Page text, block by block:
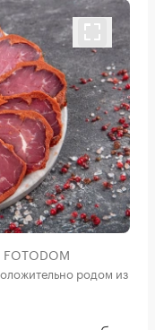
родом из